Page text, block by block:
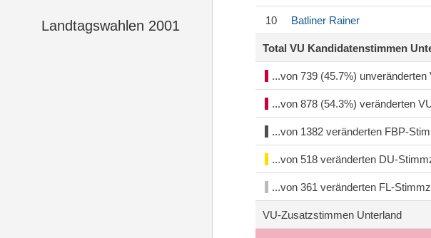
Landtagswahlen 2001 10 Batliner Rainer
Total VU Kandidatenstimmen
...von 739 (45.7%)
...von 878 (54.3%) veränderten
...von 1382 veränderten FBP-
...von 518 veränderten DU-
...von 361 veränderten FL-
VU-Zusatzstimmen Unterland